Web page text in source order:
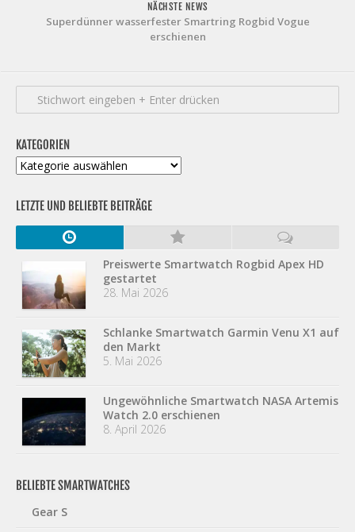
NÄCHSTE NEWS
Superdünner wasserfester Smartring Rogbid Vogue
erschienen
KATEGORIEN
Kategorien
LETZTE UND BELIEBTE BEITRÄGE
Preiswerte Smartwatch Rogbid Apex HD
gestartet
28. Mai 2026
Schlanke Smartwatch Garmin Venu X1 auf
den Markt
5. Mai 2026
Ungewöhnliche Smartwatch NASA Artemis
Watch 2.0 erschienen
8. April 2026
BELIEBTE SMARTWATCHES
Gear S